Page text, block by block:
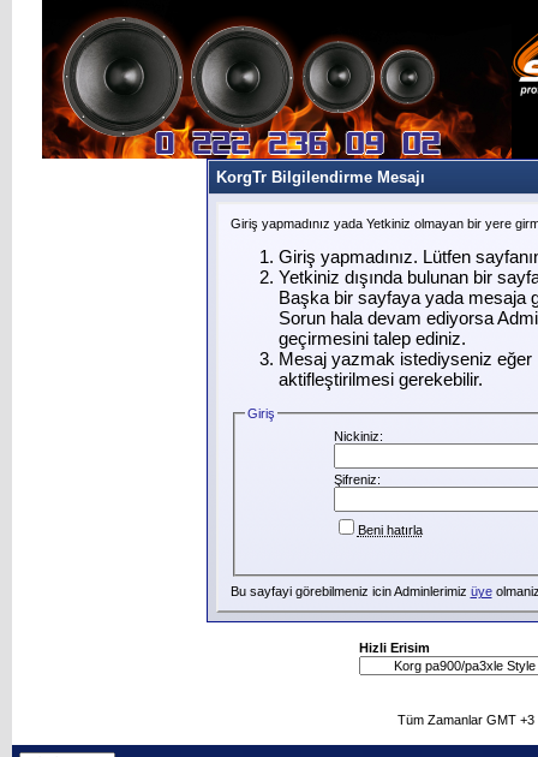
KorgTr Bilgilendirme Mesajı
Giriş yapmadınız yada Yetkiniz olmayan bir yere
Giriş yapmadınız. Lütfen
Yetkiniz dışında bulunan bir
Başka bir sayfaya yada mesaja
Sorun hala devam ediyorsa
geçirmesini talep ediniz.
Mesaj yazmak istediyseniz eğer
aktifleştirilmesi gerekebilir.
Giriş
Nickiniz:
Şifreniz:
Beni hatırla
Bu sayfayi görebilmeniz icin Adminlerimiz üye
Hizli Erisim
Tüm Zamanlar GMT